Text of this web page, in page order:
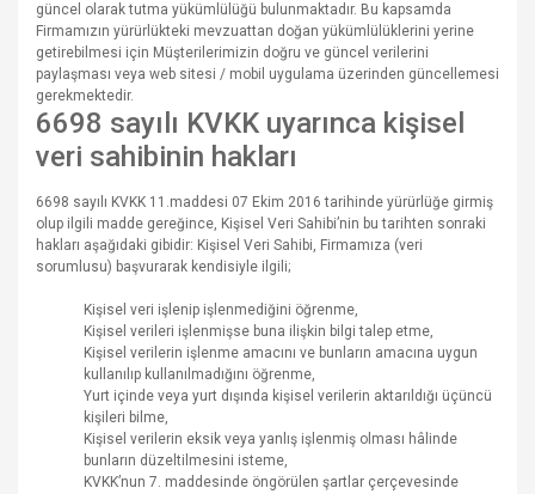
güncel olarak tutma yükümlülüğü bulunmaktadır. Bu kapsamda
Firmamızın yürürlükteki mevzuattan doğan yükümlülüklerini yerine
getirebilmesi için Müşterilerimizin doğru ve güncel verilerini
paylaşması veya web sitesi / mobil uygulama üzerinden güncellemesi
gerekmektedir.
6698 sayılı KVKK uyarınca kişisel
veri sahibinin hakları
6698 sayılı KVKK 11.maddesi 07 Ekim 2016 tarihinde yürürlüğe girmiş
olup ilgili madde gereğince, Kişisel Veri Sahibi’nin bu tarihten sonraki
hakları aşağıdaki gibidir: Kişisel Veri Sahibi, Firmamıza (veri
sorumlusu) başvurarak kendisiyle ilgili;
Kişisel veri işlenip işlenmediğini öğrenme,
Kişisel verileri işlenmişse buna ilişkin bilgi talep etme,
Kişisel verilerin işlenme amacını ve bunların amacına uygun
kullanılıp kullanılmadığını öğrenme,
Yurt içinde veya yurt dışında kişisel verilerin aktarıldığı üçüncü
kişileri bilme,
Kişisel verilerin eksik veya yanlış işlenmiş olması hâlinde
bunların düzeltilmesini isteme,
KVKK’nun 7. maddesinde öngörülen şartlar çerçevesinde